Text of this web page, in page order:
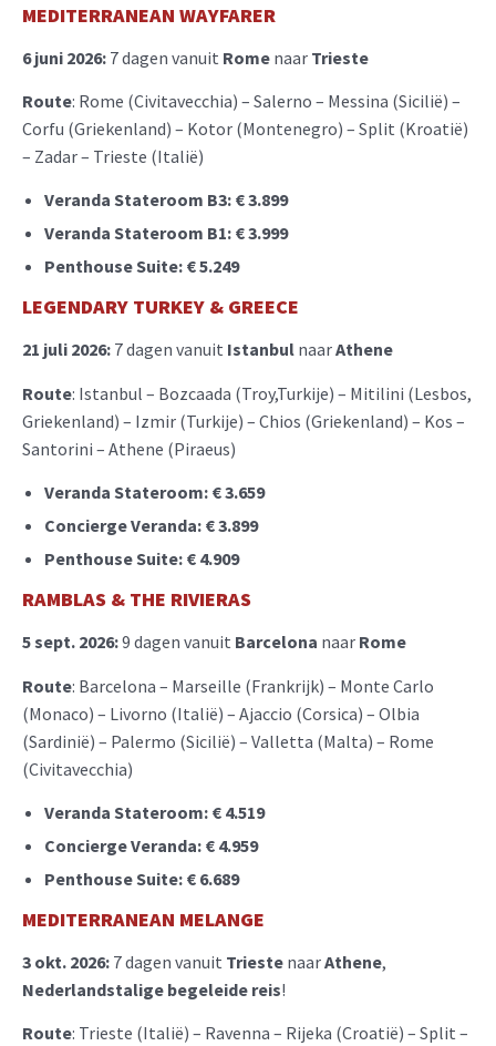
MEDITERRANEAN WAYFARER
6 juni 2026: 7 dagen vanuit Rome naar Trieste
Route: Rome (Civitavecchia) – Salerno – Messina (Sicilië) –
Corfu (Griekenland) – Kotor (Montenegro) – Split (Kroatië)
– Zadar – Trieste (Italië)
Veranda Stateroom B3: €3.899
Veranda Stateroom B1: €3.999
Penthouse Suite: €5.249
LEGENDARY TURKEY & GREECE
21 juli 2026: 7 dagen vanuit Istanbul naarAthene
Route: Istanbul – Bozcaada (Troy,Turkije) – Mitilini (Lesbos,
Griekenland) – Izmir (Turkije) – Chios (Griekenland) – Kos –
Santorini – Athene (Piraeus)
Veranda Stateroom: € 3.659
Concierge Veranda: € 3.899
Penthouse Suite: € 4.909
RAMBLAS & THE RIVIERAS
5 sept. 2026:9 dagen vanuit Barcelona naar Rome
Route: Barcelona – Marseille (Frankrijk) – Monte Carlo
(Monaco) – Livorno (Italië) – Ajaccio (Corsica) – Olbia
(Sardinië) – Palermo (Sicilië) – Valletta (Malta) – Rome
(Civitavecchia)
Veranda Stateroom: € 4.519
Concierge Veranda: € 4.959
Penthouse Suite: € 6.689
MEDITERRANEAN MELANGE
3 okt. 2026: 7 dagen vanuit Trieste naarAthene,
Nederlandstalige begeleide reis!
Route: Trieste (Italië) – Ravenna – Rijeka (Croatië) – Split –